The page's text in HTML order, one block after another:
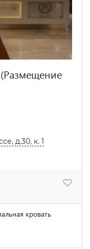
д.30, к. 1
кровать